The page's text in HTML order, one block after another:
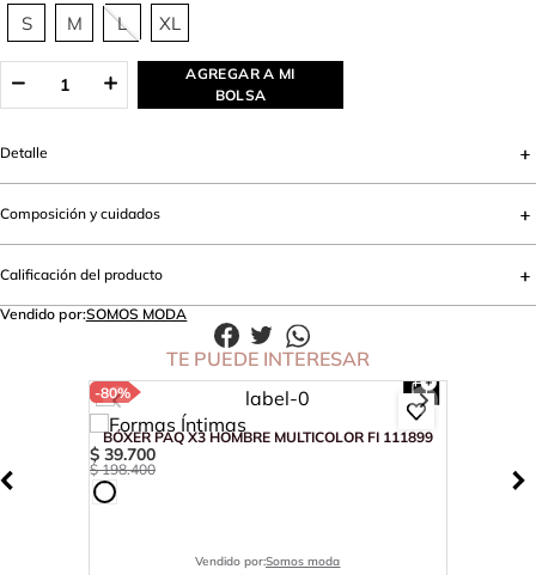
S M L XL
AGREGAR A MI
BOLSA
Detalle
Composición y cuidados
Calificación del producto
Vendido por:SOMOS MODA
TE PUEDE INTERESAR
-80%
BÓXER PAQ X3 HOMBRE MULTICOLOR FI 111899
$ 39.700
$ 198.400
Vendido por:Somos moda